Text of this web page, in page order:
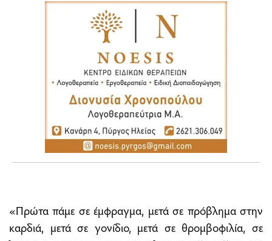
«Πρώτα πάμε σε έμφραγμα, μετά σε πρόβλημα στην
καρδιά, μετά σε γονίδιο, μετά σε θρομβοφιλία, σε